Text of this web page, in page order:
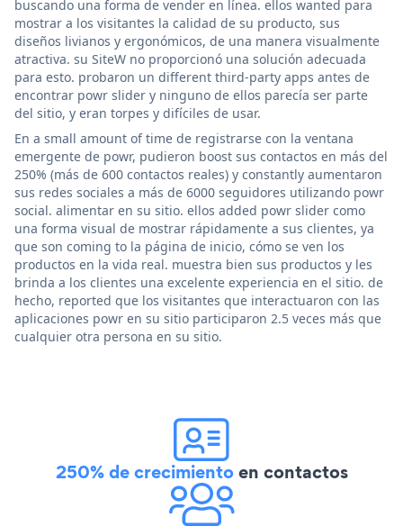
buscando una forma de vender en línea. ellos wanted para
mostrar a los visitantes la calidad de su producto, sus
diseños livianos y ergonómicos, de una manera visualmente
atractiva. su SiteW no proporcionó una solución adecuada
para esto. probaron un different third-party apps antes de
encontrar powr slider y ninguno de ellos parecía ser parte
del sitio, y eran torpes y difíciles de usar.
En a small amount of time de registrarse con la ventana
emergente de powr, pudieron boost sus contactos en más del
250% (más de 600 contactos reales) y constantly aumentaron
sus redes sociales a más de 6000 seguidores utilizando powr
social. alimentar en su sitio. ellos added powr slider como
una forma visual de mostrar rápidamente a sus clientes, ya
que son coming to la página de inicio, cómo se ven los
productos en la vida real. muestra bien sus productos y les
brinda a los clientes una excelente experiencia en el sitio. de
hecho, reported que los visitantes que interactuaron con las
aplicaciones powr en su sitio participaron 2.5 veces más que
cualquier otra persona en su sitio.
250% de crecimientoen contactos